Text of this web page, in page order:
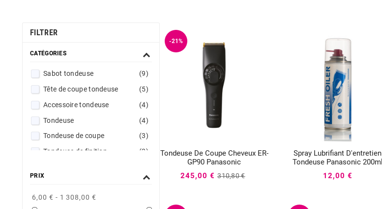
FILTRER
CATÉGORIES
Sabot tondeuse
(9)
Tête de coupe tondeuse
(5)
Accessoire tondeuse
(4)
Tondeuse
(4)
Tondeuse de coupe
(3)
Tondeuse de finition
(3)
Tondeuses de Finition Barikan Panasonic
PRIX
6,00 € - 1 308,00 €
-21%
Tondeuse De Coupe Cheveux ER-
GP90 Panasonic
  
245,00 € 310,80 €
Spray Lubrifiant D'entretien
Tondeuse Panasonic 200ml
  
12,00 €